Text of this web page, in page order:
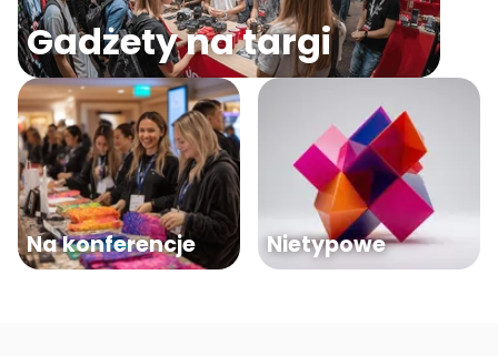
Gadżety na targi
Na konferencje Nietypowe